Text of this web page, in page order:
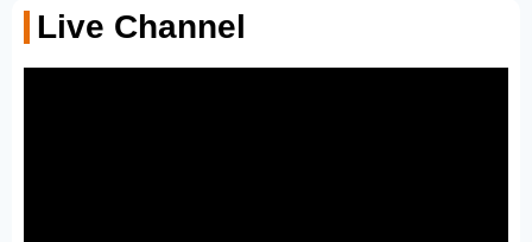
Live Channel